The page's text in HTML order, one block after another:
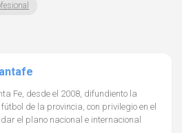
Fe, desde el 2008, difundiento la
de la provincia, con privilegio en el
el plano nacional e internacional